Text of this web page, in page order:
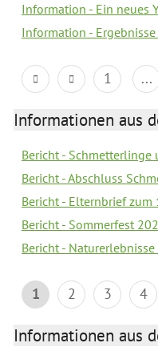
Information - Ein neues
Information -
1 ...
Informationen aus
Bericht - Schmetterlinge
Bericht - Abschluss
Bericht - Elternbrief zum
Bericht - Sommerfest
Bericht -
1 2 3 4
Informationen aus